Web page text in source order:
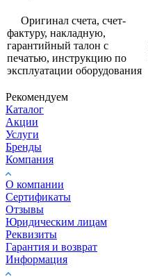
Оригинал счета, счет-
фактуру, накладную,
гарантийный талон с
печатью, инструкцию по
эксплуатации оборудования
Рекомендуем
Каталог
Акции
Услуги
Бренды
Компания
О компании
Сертификаты
Отзывы
Юридическим лицам
Реквизиты
Гарантия и возврат
Информация